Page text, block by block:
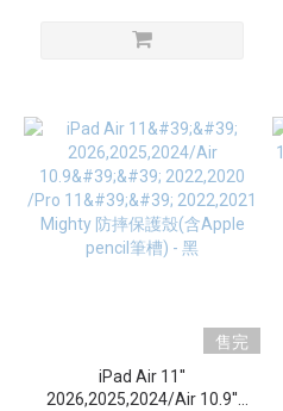
售完
iPad Air 11''
2026,2025,2024/Air 10.9''